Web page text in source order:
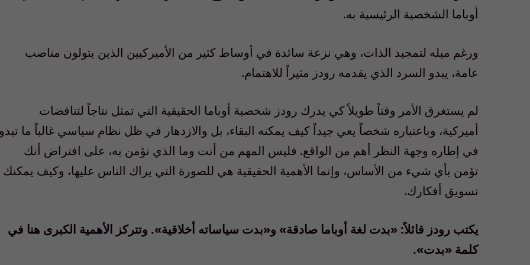
أوباما الشخصية الرئيسية به.
ورغم ميله لتمجيد الذات، وهي نزعة سائدة في أوساط كثير من الأميركيين الذين يتولون مناصب
عامة، يبدو السرد الذي يقدمه رودز مثيراً للاهتمام.
لم يستغرق الأمر وقتاً طويلاً كي يدرك رودز شخصية أوباما الحقيقية التي تمثل نتاجاً لتناقضات
أميركية، وباعتباره شخصاً يعي جيداً كيف يمكنه البقاء، بل والازدهار في ظل نظام سياسي غالباً ما تبدو
في إطاره وجهة النظر أهم من الواقع. فليس المهم من أنت وما الذي تؤمن به، على افتراض أنك
تؤمن بأي شيء من الأساس، وإنما الأهمية الحقيقية هي للصورة التي يراك الناس عليها، وكيف يمكنك
تسويق أفكارك.
يكتب رودز قائلاً: «بدت لغة أوباما صادقة» و«بدت سياساته أخلاقية». وتتركز الأهمية الكبرى هنا في
كلمة «بدت».